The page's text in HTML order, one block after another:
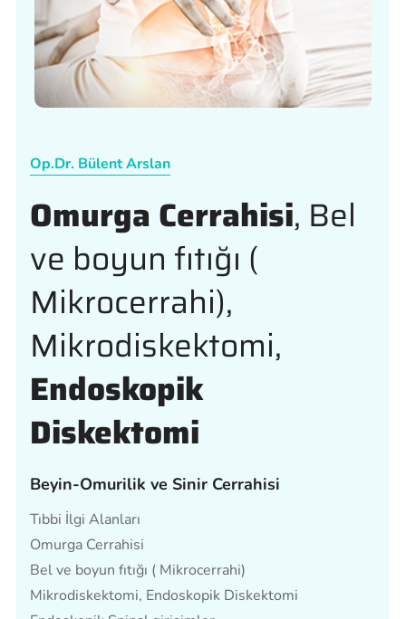
Op.Dr. Bülent Arslan
Omurga Cerrahisi, Bel
ve boyun fıtığı (
Mikrocerrahi),
Mikrodiskektomi,
Endoskopik
Diskektomi
Beyin-Omurilik ve Sinir Cerrahisi
Tıbbi İlgi Alanları
Omurga Cerrahisi
Bel ve boyun fıtığı ( Mikrocerrahi)
Mikrodiskektomi, Endoskopik Diskektomi